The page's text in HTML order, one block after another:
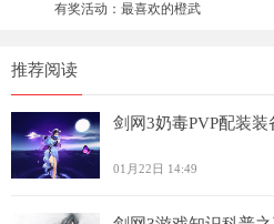
有奖活动：最喜欢的橙武
推荐阅读
剑网3奶毒PVP配装装
01月22日 14:49